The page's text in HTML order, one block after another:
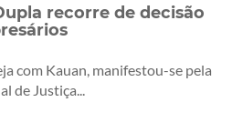
recorre de decisão
com Kauan, manifestou-se pela
de Justiça...